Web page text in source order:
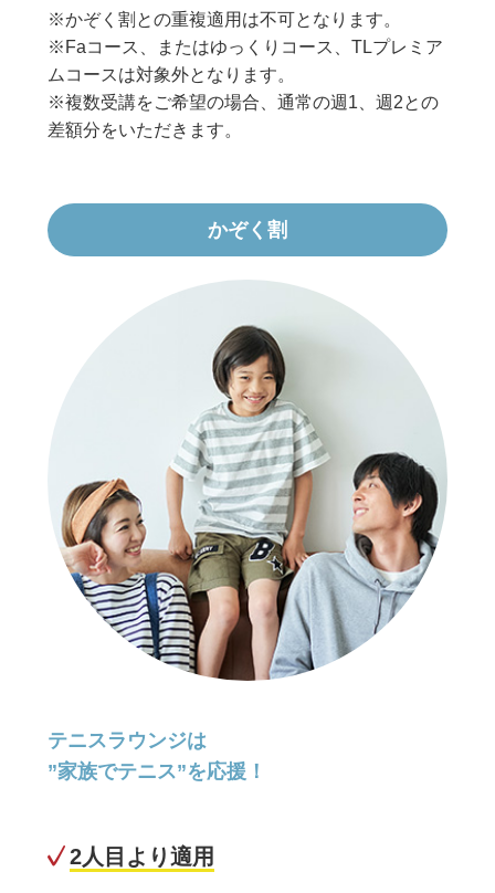
※かぞく割との重複適用は不可となります。
※Faコース、またはゆっくりコース、TLプレミア
ムコースは対象外となります。
※複数受講をご希望の場合、通常の週1、週2との
差額分をいただきます。
かぞく割
テニスラウンジは
”家族でテニス”を応援！
2人目より適用